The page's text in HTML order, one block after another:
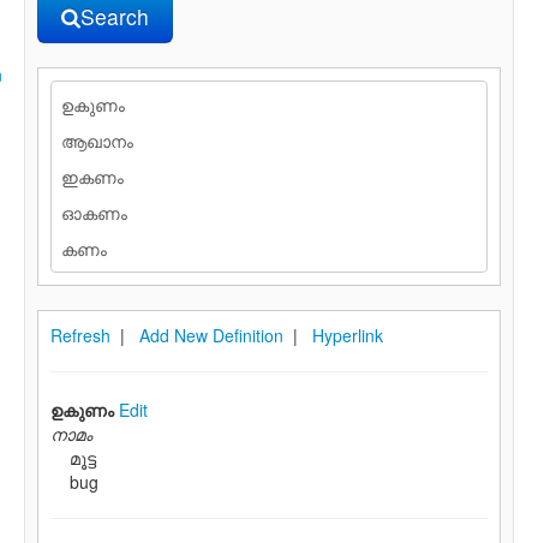
Search
Refresh | Add New Definition | Hyperlink
ഉകുണം Edit
നാമം
മൂട്ട
bug